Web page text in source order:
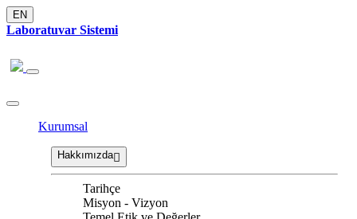
EN
Laboratuvar Sistemi
Kurumsal
Hakkımızda
Tarihçe
Misyon - Vizyon